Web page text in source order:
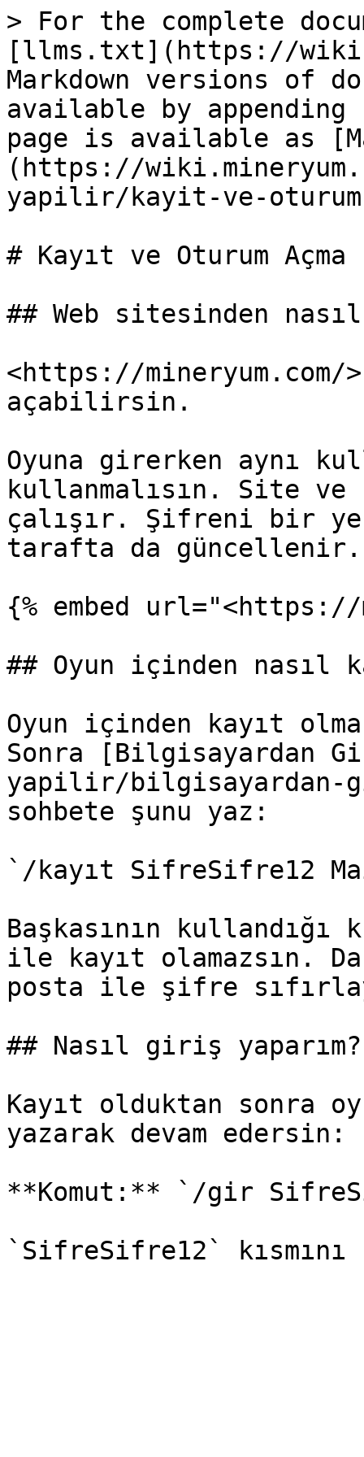
> For the complete
[llms.txt](https://
Markdown versions of
available by
page is available as
(https://
yapilir/kayit-ve-oturum-
# Kayıt ve Oturum Açma
## Web sitesinden
<https://mineryum.com/
açabilirsin.
Oyuna girerken aynı
kullanmalısın. Site
çalışır. Şifreni bir
tarafta da güncellenir.
{% embed url="<https://
## Oyun içinden nasıl
Oyun içinden kayıt
Sonra [Bilgisayardan
yapilir/bilgisayardan-
sohbete şunu yaz:
`/kayıt SifreSifre12
Başkasının kullandığı
ile kayıt olamazsın.
posta ile şifre
## Nasıl giriş yaparım?
Kayıt olduktan sonra
yazarak devam edersin:
**Komut:** `/gir